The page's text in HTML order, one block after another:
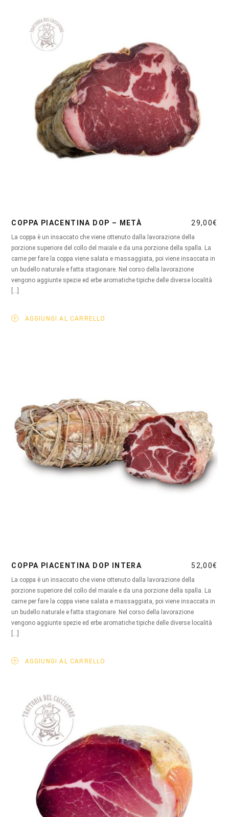
COPPA PIACENTINA DOP – METÀ 29,00€
La coppa è un insaccato che viene ottenuto dalla lavorazione della
porzione superiore del collo del maiale e da una porzione della spalla. La
carne per fare la coppa viene salata e massaggiata, poi viene insaccata in
un budello naturale e fatta stagionare. Nel corso della lavorazione
vengono aggiunte spezie ed erbe aromatiche tipiche delle diverse località
[…]
AGGIUNGI AL CARRELLO
COPPA PIACENTINA DOP INTERA 52,00€
La coppa è un insaccato che viene ottenuto dalla lavorazione della
porzione superiore del collo del maiale e da una porzione della spalla. La
carne per fare la coppa viene salata e massaggiata, poi viene insaccata in
un budello naturale e fatta stagionare. Nel corso della lavorazione
vengono aggiunte spezie ed erbe aromatiche tipiche delle diverse località
[…]
AGGIUNGI AL CARRELLO